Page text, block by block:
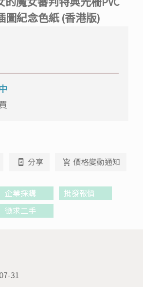
圖紀念色紙 (香港版)
分享 價格變動通知
企業採購
批發報價
徵求二手
31